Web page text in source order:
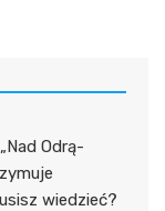
Odrą-
wiedzieć?